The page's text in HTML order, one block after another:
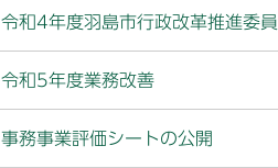
令和4年度羽島市行政改革推進委
令和5年度業務改善
事務事業評価シートの公開